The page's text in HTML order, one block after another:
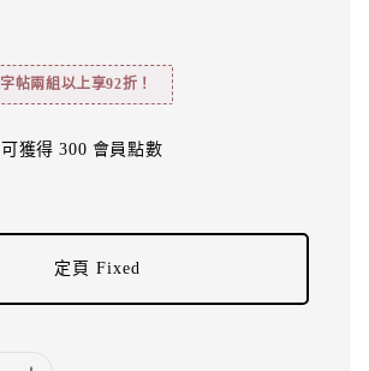
帖兩組以上享92折！
獲得 300 會員點數
定頁 Fixed